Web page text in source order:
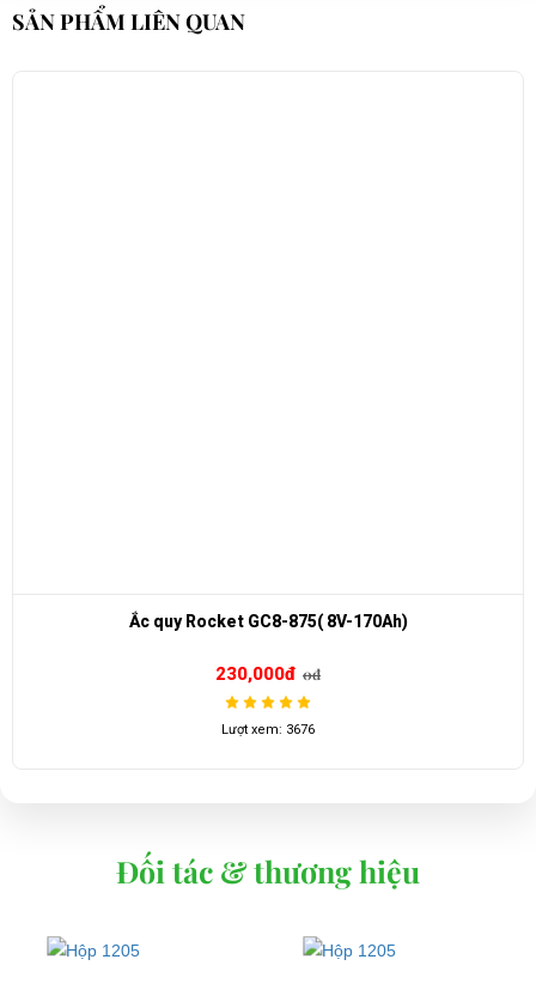
SẢN PHẨM LIÊN QUAN
Ắc quy Rocket GC8-875( 8V-170Ah)
230,000đ 0đ
Lượt xem: 3676
Đối tác & thương hiệu